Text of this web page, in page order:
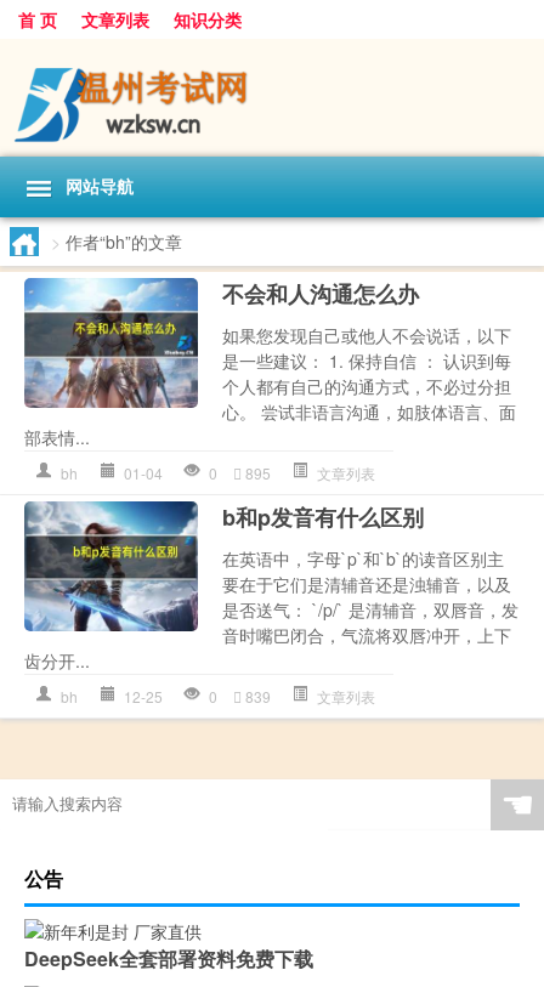
首 页 文章列表 知识分类
网站导航
> 作者“bh”的文章
不会和人沟通怎么办
如果您发现自己或他人不会说话，以下
是一些建议： 1. 保持自信 ： 认识到每
个人都有自己的沟通方式，不必过分担
心。 尝试非语言沟通，如肢体语言、面
部表情...
bh 01-04 0 895 文章列表
b和p发音有什么区别
在英语中，字母`p`和`b`的读音区别主
要在于它们是清辅音还是浊辅音，以及
是否送气： `/p/` 是清辅音，双唇音，发
音时嘴巴闭合，气流将双唇冲开，上下
齿分开...
bh 12-25 0 839 文章列表
☚
公告
DeepSeek全套部署资料免费下载